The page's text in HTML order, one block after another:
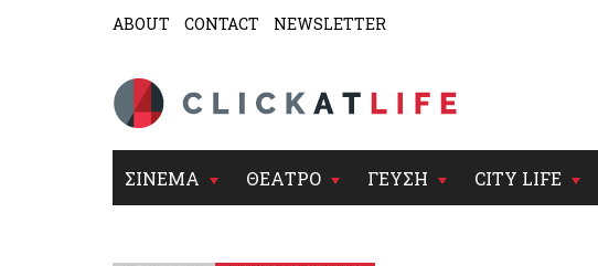
ABOUT CONTACT NEWSLETTER
ΣΙΝΕΜΑ ΘΕΑΤΡΟ ΓΕΥΣΗ CITY LIFE